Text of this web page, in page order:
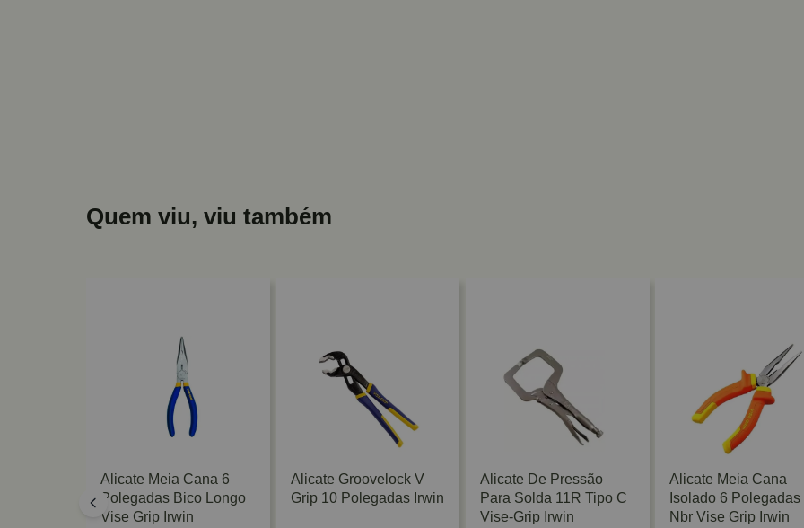
Quem viu, viu também
Alicate Meia Cana 6
Polegadas Bico Longo
Vise Grip Irwin
Alicate Groovelock V
Grip 10 Polegadas Irwin
Alicate De Pressão
Para Solda 11R Tipo C
Vise-Grip Irwin
Alicate Meia Cana
Isolado 6 Polegadas
Nbr Vise Grip Irwin